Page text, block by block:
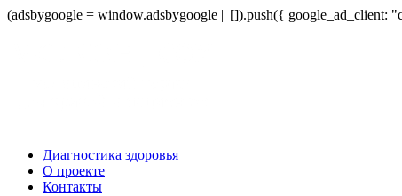
(adsbygoogle = window.adsbygoogle || []).push({ google_ad_client:
Диагностика здоровья
О проекте
Контакты